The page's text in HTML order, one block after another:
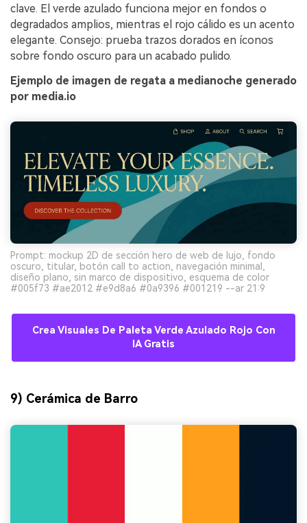
clave. El verde azulado funciona mejor en fondos o
degradados amplios, mientras el rojo cálido es un acento
elegante. Consejo: prueba trazos dorados en íconos
sobre fondo oscuro para un acabado pulido.
Ejemplo de imagen de regata a medianoche generado
por media.io
Prompt: mockup 2D de sección hero de web de lujo, fondo
oscuro, titular, botón call to action, navegación minimal,
diseño plano, sin marco de dispositivo, esquema de color
#005f73 #ae2012 #e9d8a6 #0a9396 #001219 --ar 21:9
Crea Visuales De Paleta Verde Azulado Rojo Con
IA Gratis
9) Cerámica de Barro